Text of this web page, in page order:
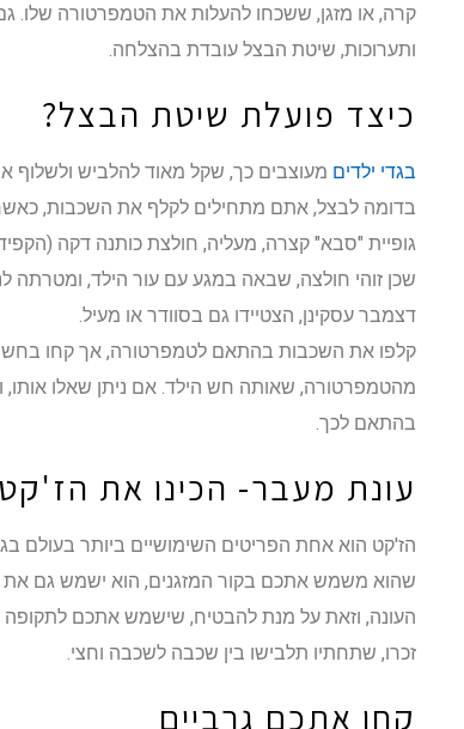
קרה, או מזגן, ששכחו להעלות את הטמפרטורה שלו. גם
ותערוכות, שיטת הבצל עובדת בהצלחה.
כיצד פועלת שיטת הבצל?
בגדי ילדים מעוצבים כך, שקל מאוד להלביש ולשלוף
בדומה לבצל, אתם מתחילים לקלף את השכבות,
גופיית "סבא" קצרה, מעליה, חולצת כותנה דקה
שכן זוהי חולצה, שבאה במגע עם עור הילד, ומטרתה
דצמבר עסקינן, הצטיידו גם בסוודר או מעיל.
קלפו את השכבות בהתאם לטמפרטורה, אך קחו
מהטמפרטורה, שאותה חש הילד. אם ניתן שאלו
בהתאם לכך.
עונת מעבר- הכינו את הז'קט
הז'קט הוא אחת הפריטים השימושיים ביותר בעולם
שהוא משמש אתכם בקור המזגנים, הוא ישמש גם את
העונה, וזאת על מנת להבטיח, שישמש אתכם
זכרו, שתחתיו תלבישו בין שכבה לשכבה וחצי.
קחו אתכם גרביים